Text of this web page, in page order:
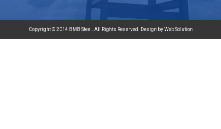
Copyright © 2014 BMB Steel. All Rights Reserved. Design by Web Solution